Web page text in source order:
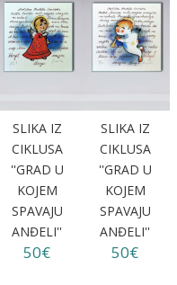
SLIKA IZ
CIKLUSA
''GRAD U
KOJEM
SPAVAJU
ANĐELI''
50€
SLIKA IZ
CIKLUSA
''GRAD U
KOJEM
SPAVAJU
ANĐELI''
50€